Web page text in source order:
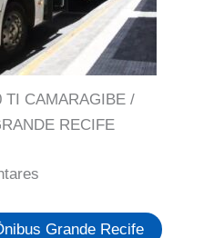
TI CAMARAGIBE /
RECIFE
Grande Recife